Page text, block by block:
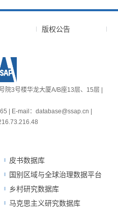
版权公告
院3号楼华龙大厦A/B座13层、15层 |
| E-mail：database@ssap.cn |
皮书数据库
国别区域与全球治理数据平台
乡村研究数据库
马克思主义研究数据库